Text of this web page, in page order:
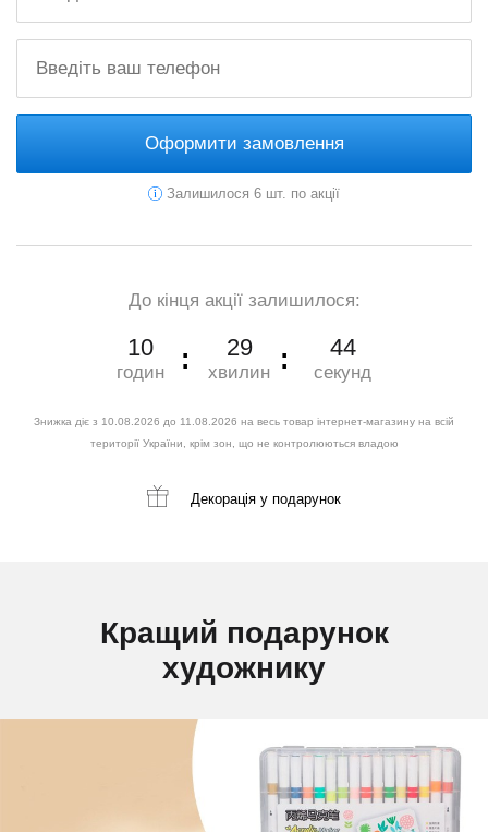
Оформити замовлення
Залишилося 6 шт. по акції
До кінця акції залишилося:
10
годин
29
хвилин
43
секунд
Знижка діє з 10.08.2026 до 11.08.2026 на весь товар інтернет-магазину на всій
території України, крім зон, що не контролюються владою
Декорація у подарунок
Кращий подарунок
художнику